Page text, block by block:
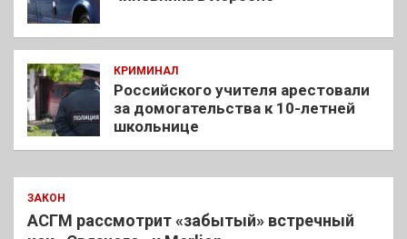
КРИМИНАЛ
Российского учителя арестовали
за домогательства к 10-летней
школьнице
ЗАКОН
АСГМ рассмотрит «забытый» встречный